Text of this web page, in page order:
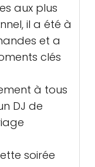
aux plus
il a été à
et a
clés
à tous
DJ de
soirée